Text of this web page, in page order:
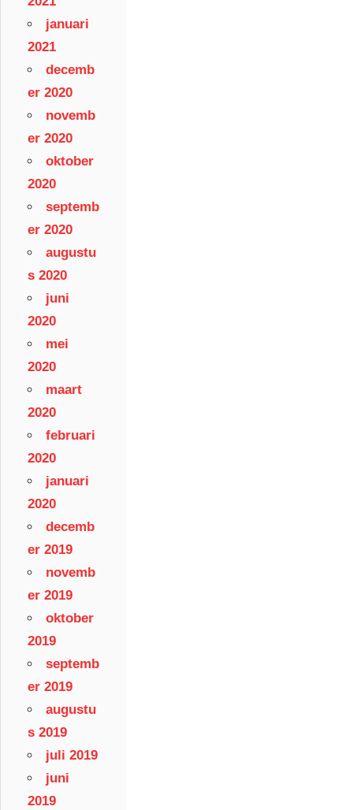
januari
2021
decemb
er 2020
novemb
er 2020
oktober
2020
septemb
er 2020
augustu
s 2020
juni
2020
mei
2020
maart
2020
februari
2020
januari
2020
decemb
er 2019
novemb
er 2019
oktober
2019
septemb
er 2019
augustu
s 2019
juli 2019
juni
2019